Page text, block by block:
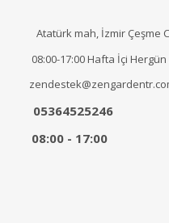
Atatürk mah, İzmir Çeşme
08:00-17:00 Hafta İçi
05364525246
08:00 - 17:00